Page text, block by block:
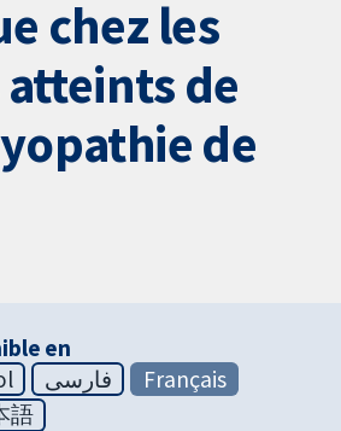
chez les
de
de
en
فارسی
Français
語